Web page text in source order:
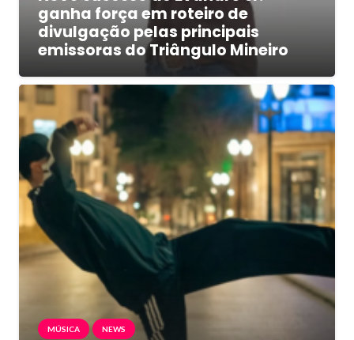
ganha força em roteiro de
divulgação pelas principais
emissoras do Triângulo Mineiro
MÚSICA NEWS